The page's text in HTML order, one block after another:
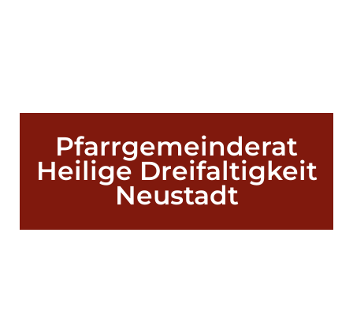
Pfarrgemeinderat
Heilige Dreifaltigkeit
Neustadt